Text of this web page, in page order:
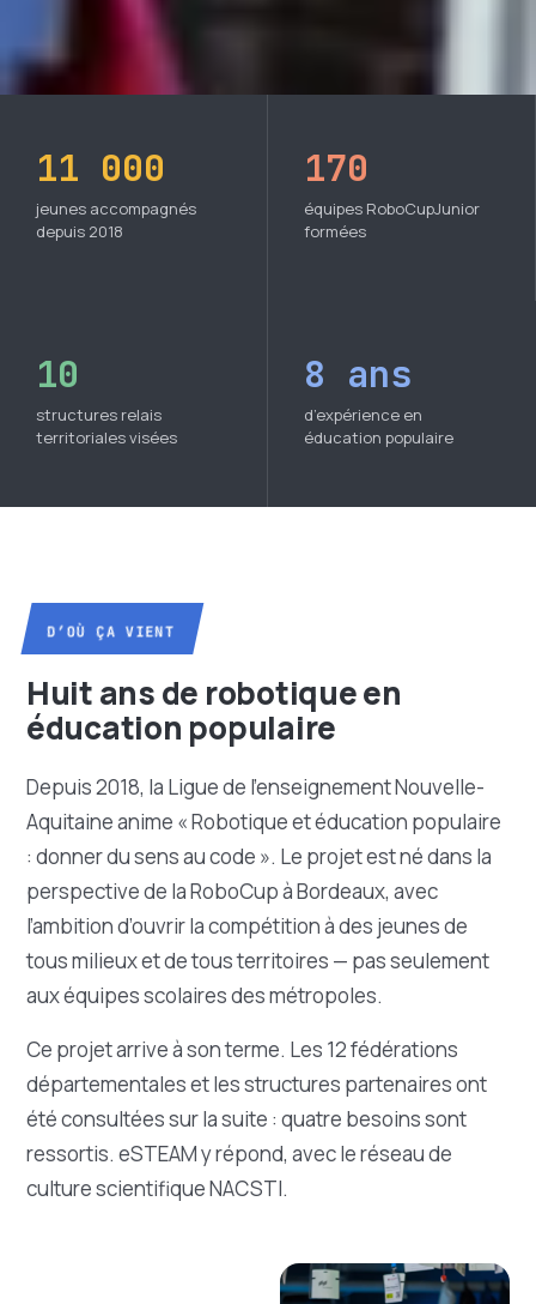
11 000
jeunes accompagnés
depuis 2018
170
équipes RoboCupJunior
formées
10
structures relais
territoriales visées
8 ans
d’expérience en
éducation populaire
D’OÙ ÇA VIENT
Huit ans de robotique en
éducation populaire
Depuis 2018, la Ligue de l’enseignement Nouvelle-
Aquitaine anime « Robotique et éducation populaire
: donner du sens au code ». Le projet est né dans la
perspective de la RoboCup à Bordeaux, avec
l’ambition d’ouvrir la compétition à des jeunes de
tous milieux et de tous territoires — pas seulement
aux équipes scolaires des métropoles.
Ce projet arrive à son terme. Les 12 fédérations
départementales et les structures partenaires ont
été consultées sur la suite : quatre besoins sont
ressortis. eSTEAM y répond, avec le réseau de
culture scientifique NACSTI.